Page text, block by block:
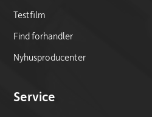
Testfilm
Find forhandler
Nyhusproducenter
Service